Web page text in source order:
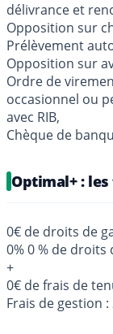
délivrance et
Opposition sur
Prélèvement
Opposition sur
Ordre de
occasionnel ou
avec RIB,
Chèque de
Optimal+ :
0€ de droits de
0% 0 % de droits
+
0€ de frais de
Frais de gestion